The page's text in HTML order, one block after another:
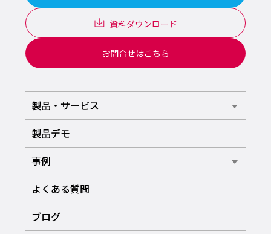
資料ダウンロード
お問合せはこちら
製品・サービス
製品デモ
事例
よくある質問
ブログ